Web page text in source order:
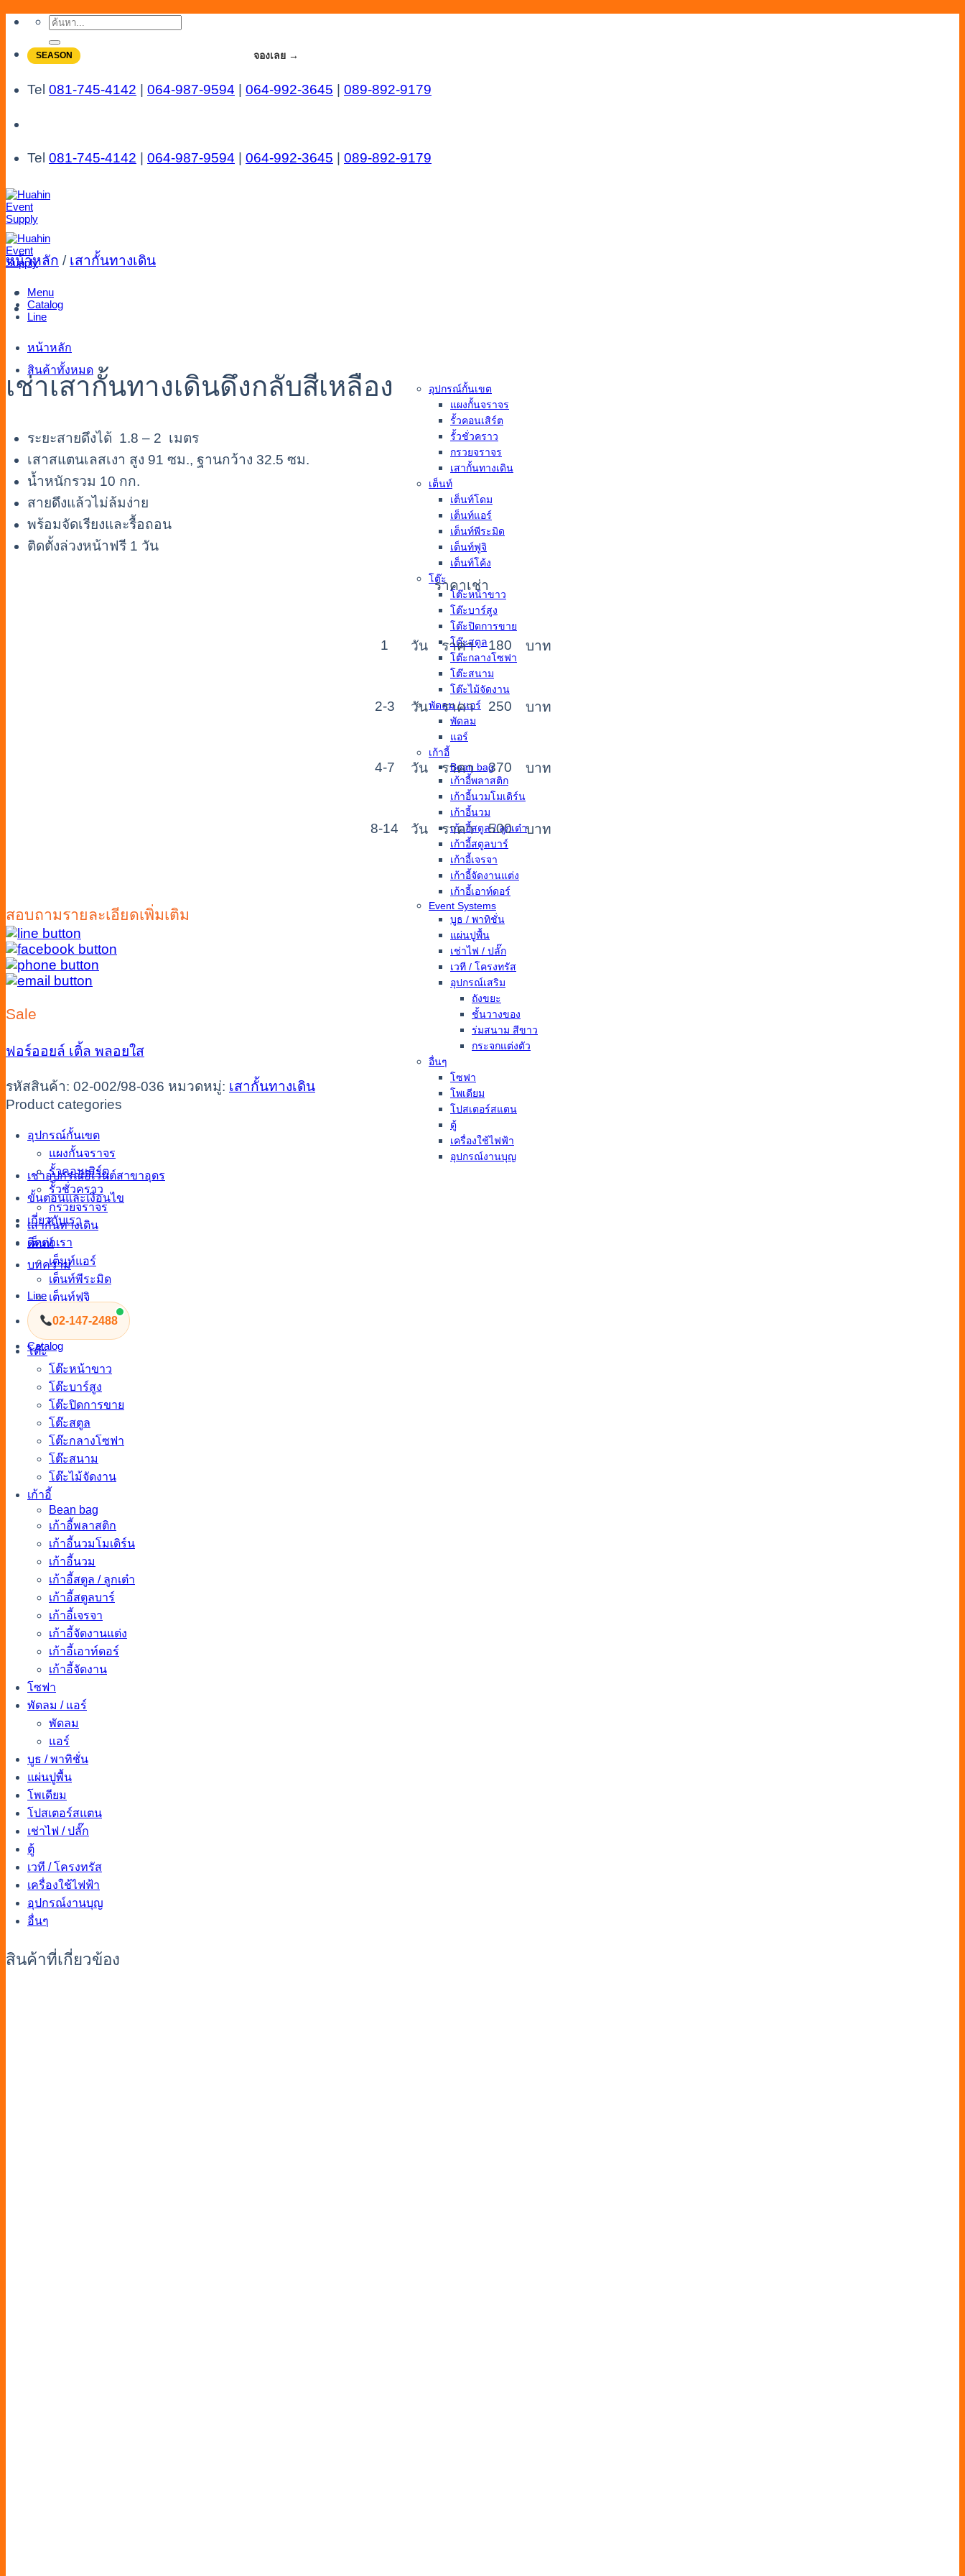
Skip
content
ค้นหา:
SEASON จองเลย →
Tel 081-745-4142 064-987-9594 064-992-3645 089-892-9179
Tel 081-745-4142 064-987-9594 064-992-3645 089-892-9179
Menu
Catalog
Line
หน้าหลัก
สินค้าทั้งหมด
อุปกรณ์กั้นเขต
แผงกั้นจราจร
รั้วคอนเสิร์ต
รั้วชั่วคราว
กรวยจราจร
เสากั้นทางเดิน
เต็นท์
เต็นท์โดม
เต็นท์แอร์
เต็นท์พีระมิด
เต็นท์ฟูจิ
เต็นท์โค้ง
โต๊ะ
โต๊ะหน้าขาว
โต๊ะบาร์สูง
โต๊ะปิดการขาย
โต๊ะสตูล
โต๊ะกลางโซฟา
โต๊ะสนาม
โต๊ะไม้จัดงาน
พัดลม / แอร์
พัดลม
แอร์
เก้าอี้
Bean bag
เก้าอี้พลาสติก
เก้าอี้นวมโมเดิร์น
เก้าอี้นวม
เก้าอี้สตูล / ลูกเต๋า
เก้าอี้สตูลบาร์
เก้าอี้เจรจา
เก้าอี้จัดงานแต่ง
เก้าอี้เอาท์ดอร์
Event Systems
บูธ / พาทิชั่น
แผ่นปูพื้น
เช่าไฟ / ปลั๊ก
เวที / โครงทรัส
อุปกรณ์เสริม
ถังขยะ
ชั้นวางของ
ร่มสนาม สีขาว
กระจกแต่งตัว
อื่นๆ
โซฟา
โพเดียม
โปสเตอร์สแตน
ตู้
เครื่องใช้ไฟฟ้า
อุปกรณ์งานบุญ
เช่าอุปกรณ์อีเว้นต์สาขาอุดร
ขั้นตอนและเงื่อนไข
เกี่ยวกับเรา
ติดต่อเรา
บทความ
Line
02-147-2488
Catalog
หน้าหลัก / เสากั้นทางเดิน
เช่าเสากั้นทางเดินดึงกลับสีเหลือง
ระยะสายดึงได้ 1.8 – 2 เมตร
เสาสแตนเลสเงา สูง 91 ซม., ฐานกว้าง 32.5 ซม.
น้ำหนักรวม 10 กก.
สายดึงแล้วไม่ล้มง่าย
พร้อมจัดเรียงและรื้อถอน
ติดตั้งล่วงหน้าฟรี 1 วัน
ราคาเช่า
1 วัน ราคา 180 บาท
2-3 วัน ราคา 250 บาท
4-7 วัน ราคา 370 บาท
8-14 วัน ราคา 500 บาท
สอบถามรายละเอียดเพิ่มเติม
Sale
ฟอร์ออยล์ เติ้ล พลอยใส
รหัสสินค้า: 02-002/98-036 หมวดหมู่: เสากั้นทางเดิน
Product categories
อุปกรณ์กั้นเขต
แผงกั้นจราจร
รั้วคอนเสิร์ต
รั้วชั่วคราว
กรวยจราจร
เสากั้นทางเดิน
เต็นท์
เต็นท์แอร์
เต็นท์พีระมิด
เต็นท์ฟูจิ
เต็นท์โค้ง
โต๊ะ
โต๊ะหน้าขาว
โต๊ะบาร์สูง
โต๊ะปิดการขาย
โต๊ะสตูล
โต๊ะกลางโซฟา
โต๊ะสนาม
โต๊ะไม้จัดงาน
เก้าอี้
Bean bag
เก้าอี้พลาสติก
เก้าอี้นวมโมเดิร์น
เก้าอี้นวม
เก้าอี้สตูล / ลูกเต๋า
เก้าอี้สตูลบาร์
เก้าอี้เจรจา
เก้าอี้จัดงานแต่ง
เก้าอี้เอาท์ดอร์
เก้าอี้จัดงาน
โซฟา
พัดลม / แอร์
พัดลม
แอร์
บูธ / พาทิชั่น
แผ่นปูพื้น
โพเดียม
โปสเตอร์สแตน
เช่าไฟ / ปลั๊ก
ตู้
เวที / โครงทรัส
เครื่องใช้ไฟฟ้า
อุปกรณ์งานบุญ
อื่นๆ
สินค้าที่เกี่ยวข้อง